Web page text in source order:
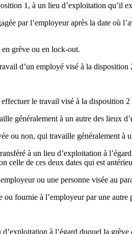
1, à un lieu d’exploitation qu’il
par l’employeur après la date où
grève ou en lock-out.
d’un employé visé à la disposition
le travail visé à la
généralement à un autre des lieux
ou non, qui travaille généralement
à un lieu d’exploitation à
celle de ces deux dates qui est
ou une personne visée au
fournie à l’employeur par une autre
à l’égard duquel la